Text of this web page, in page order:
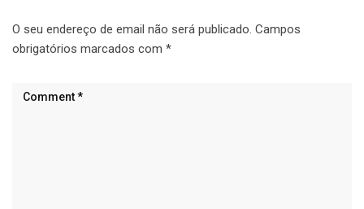
O seu endereço de email não será publicado. Campos
obrigatórios marcados com *